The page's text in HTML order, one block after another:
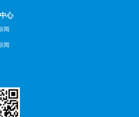
心
闻
闻